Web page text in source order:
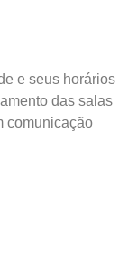
e seus horários
das salas
comunicação